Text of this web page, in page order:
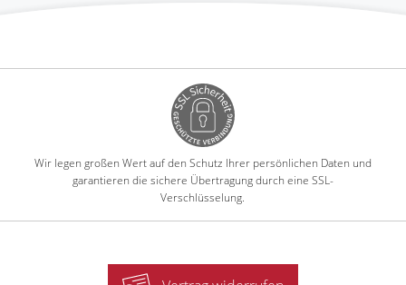
Wir legen großen Wert auf den Schutz Ihrer persönlichen Daten und
garantieren die sichere Übertragung durch eine SSL-
Verschlüsselung.